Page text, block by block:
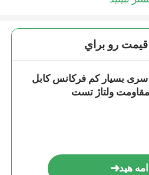
قيمت رو براي
VLF سری بسیار کم فرکانس کابل
ولتاژ تست
هید